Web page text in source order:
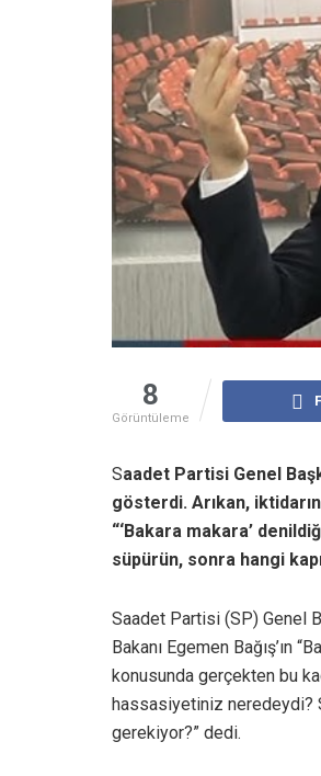
8
Görüntüleme
Saadet Partisi Genel
gösterdi. Arıkan,
“‘Bakara makara’
süpürün, sonra hangi
Saadet Partisi (SP) Genel
Bakanı Egemen Bağış’ın
konusunda gerçekten bu
hassasiyetiniz neredeydi?
gerekiyor?” dedi.